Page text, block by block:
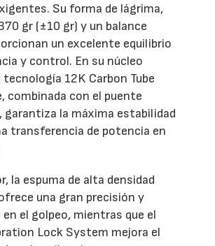
Su forma de lágrima,
gr (±10 gr) y un balance
un excelente equilibrio
y control. En su núcleo
12K Carbon Tube
combinada con el puente
garantiza la máxima estabilidad
transferencia de potencia en
la espuma de alta densidad
una gran precisión y
el golpeo, mientras que el
Lock System mejora el